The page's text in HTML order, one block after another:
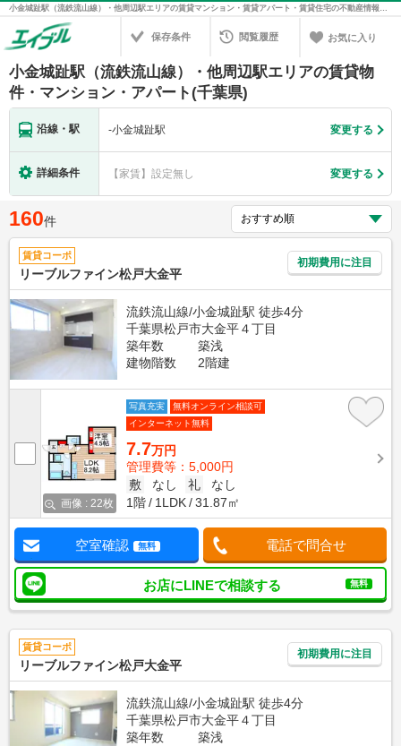
小金城趾駅（流鉄流山線）・他周辺駅エリアの賃貸マンション・賃貸アパート・賃貸住宅の不動産情報を検索！不動産賃貸の物件探しは、お部屋探しのエイブル
保存条件 閲覧履歴 お気に入り
小金城趾駅（流鉄流山線）・他周辺駅エリアの賃貸物
件・マンション・アパート(千葉県)
沿線・駅 -小金城趾駅 変更する
詳細条件 【家賃】設定無し 変更する
160件
賃貸コーポ
リーブルファイン松戸大金平
初期費用に注目
流鉄流山線/小金城趾駅 徒歩4分
千葉県松戸市大金平４丁目
築年数
築浅
建物階数
2階建
画像 : 22枚
写真充実
無料オンライン相談可
インターネット無料
7.7万円
管理費等：5,000円
敷
なし 礼
なし
1階
1LDK 31.87㎡
空室確認 無料 電話で問合せ
お店にLINEで相談する 無料
賃貸コーポ
リーブルファイン松戸大金平
初期費用に注目
流鉄流山線/小金城趾駅 徒歩4分
千葉県松戸市大金平４丁目
築年数
築浅